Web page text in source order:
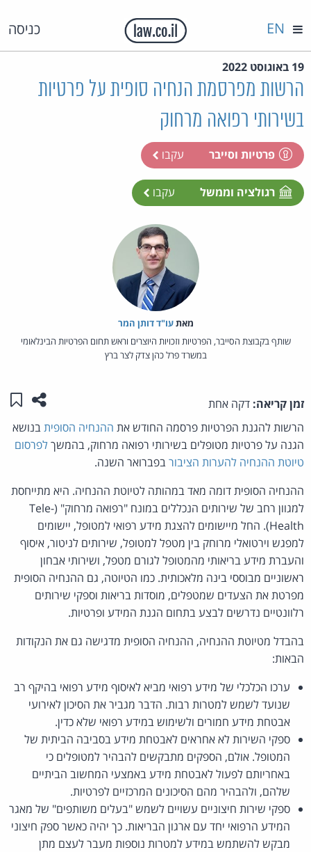
כניסה EN
19 באוגוסט 2022
הרשות מפרסמת הנחיה סופית על פרטיות
בשירותי רפואה מרחוק
פרטיות וסייבר עקבו
רגולציה וממשל עקבו
מאת‏עו"ד דותן המר
שותף בקבוצת הסייבר, הפרטיות וזכויות היוצרים וראש תחום הפרטיות הבינלאומי
במשרד פרל כהן צדק לצר ברץ
זמן קריאה: דקה אחת שתפו
הרשות להגנת הפרטיות פרסמה החודש את ההנחיה הסופיתבנושא
הגנה על פרטיות מטופלים בשירותי רפואה מרחוק, בהמשךלפרסום
טיוטת ההנחיה להערות הציבורבפברואר השנה.
ההנחיה הסופית דומה מאד במהותה לטיוטת ההנחיה. היא מתייחסת
למגוון רחב של שירותים הנכללים במונח "רפואה מרחוק" (Tele-
Health). החל מיישומים להצגת מידע רפואי למטופל, יישומים
למפגש וירטואלי מרוחק בין מטפל למטופל, שירותים לניטור, איסוף
והעברת מידע בריאותי מהמטופל לגורם מטפל, ושירותי אבחון
ראשוניים מבוססי בינה מלאכותית. כמו הטיוטה, גם ההנחיה הסופית
מפרטת את הצעדים שמטפלים, מוסדות בריאות וספקי שירותים
רלוונטיים נדרשים לבצע בתחום הגנת המידע ופרטיות.
בהבדל מטיוטת ההנחיה, ההנחיה הסופית מדגישה גם את הנקודות
הבאות:
ערכו הכלכלי של מידע רפואי מביא לאיסוף מידע רפואי בהיקף רב
שנועד לשמש למטרות רבות. הדבר מגביר את הסיכון לאירועי
אבטחת מידע חמורים ולשימוש במידע רפואי שלא כדין.
ספקי השירות לא אחראים לאבטחת מידע בסביבה הביתית של
המטופל. אולם, הספקים מתבקשים להבהיר למטופלים כי
באחריותם לפעול לאבטחת מידע באמצעי המחשוב הביתיים
שלהם, ולהבהיר מהם הסיכונים המרכזיים לפרטיות.
ספקי שירות חיצוניים עשויים לשמש "בעלים משותפים" של מאגר
המידע הרפואי יחד עם ארגון הבריאות. כך יהיה כאשר ספק חיצוני
מבקש להשתמש במידע למטרות נוספות מעבר לעצם מתן